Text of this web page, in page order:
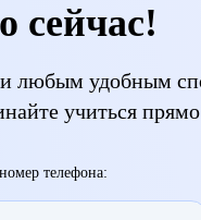
сейчас!
любым удобным
учиться
телефона: